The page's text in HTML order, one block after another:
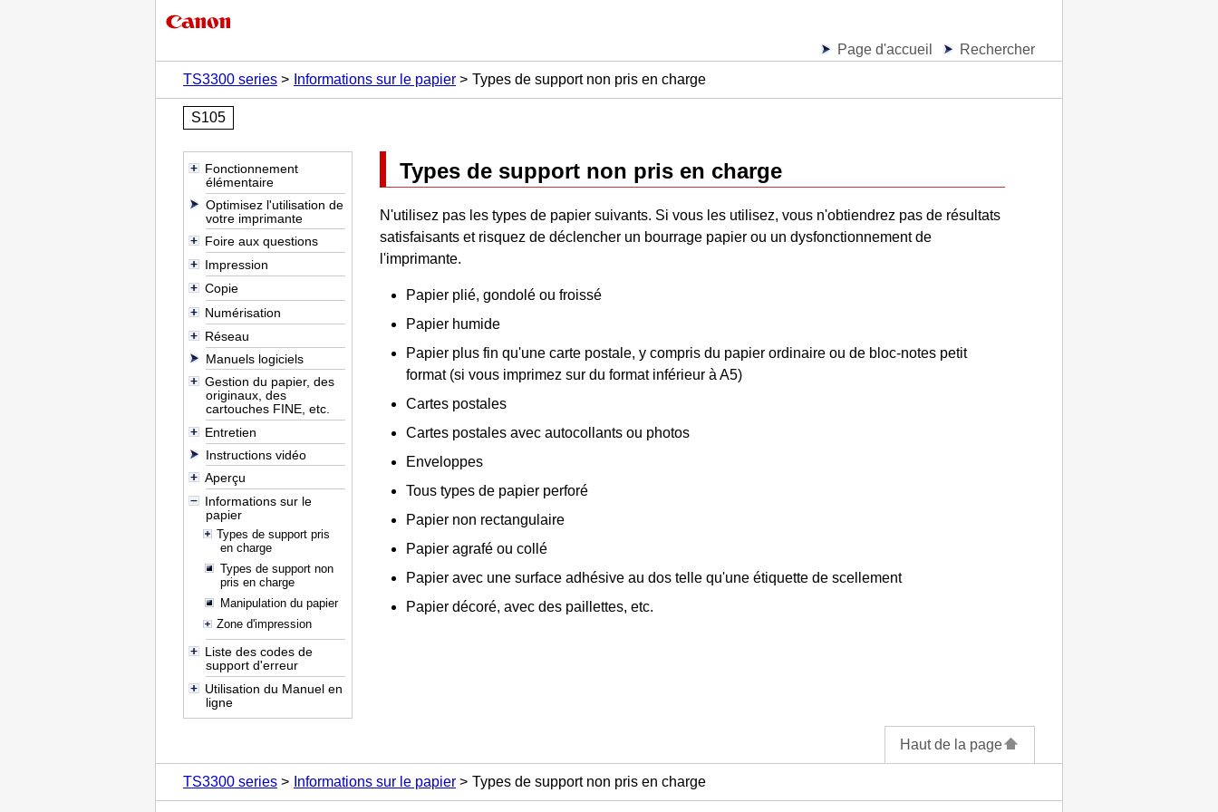
Page d'accueil
Rechercher
TS3300 series
Informations sur le papier Types de support non pris en charge
S105
Fonctionnement
élémentaire
Optimisez l'utilisation de
votre imprimante
Foire aux questions
Impression
Copie
Numérisation
Réseau
Manuels logiciels
Gestion du papier, des
originaux, des
cartouches FINE, etc.
Entretien
Instructions vidéo
Aperçu
Informations sur le
papier
Types de support pris
en charge
Types de support non
pris en charge
Manipulation du papier
Zone d'impression
Liste des codes de
support d'erreur
Utilisation du Manuel en
ligne
Types de support non pris en charge
N'utilisez pas les types de papier suivants. Si vous les utilisez, vous n'obtiendrez pas de résultats
satisfaisants et risquez de déclencher un bourrage papier ou un dysfonctionnement de
l'imprimante.
Papier plié, gondolé ou froissé
Papier humide
Papier plus fin qu'une carte postale, y compris du papier ordinaire ou de bloc-notes petit
format (si vous imprimez sur du format inférieur à A5)
Cartes postales
Cartes postales avec autocollants ou photos
Enveloppes
Tous types de papier perforé
Papier non rectangulaire
Papier agrafé ou collé
Papier avec une surface adhésive au dos telle qu'une étiquette de scellement
Papier décoré, avec des paillettes, etc.
Haut de la page
TS3300 series Informations sur le papier Types de support non pris en charge